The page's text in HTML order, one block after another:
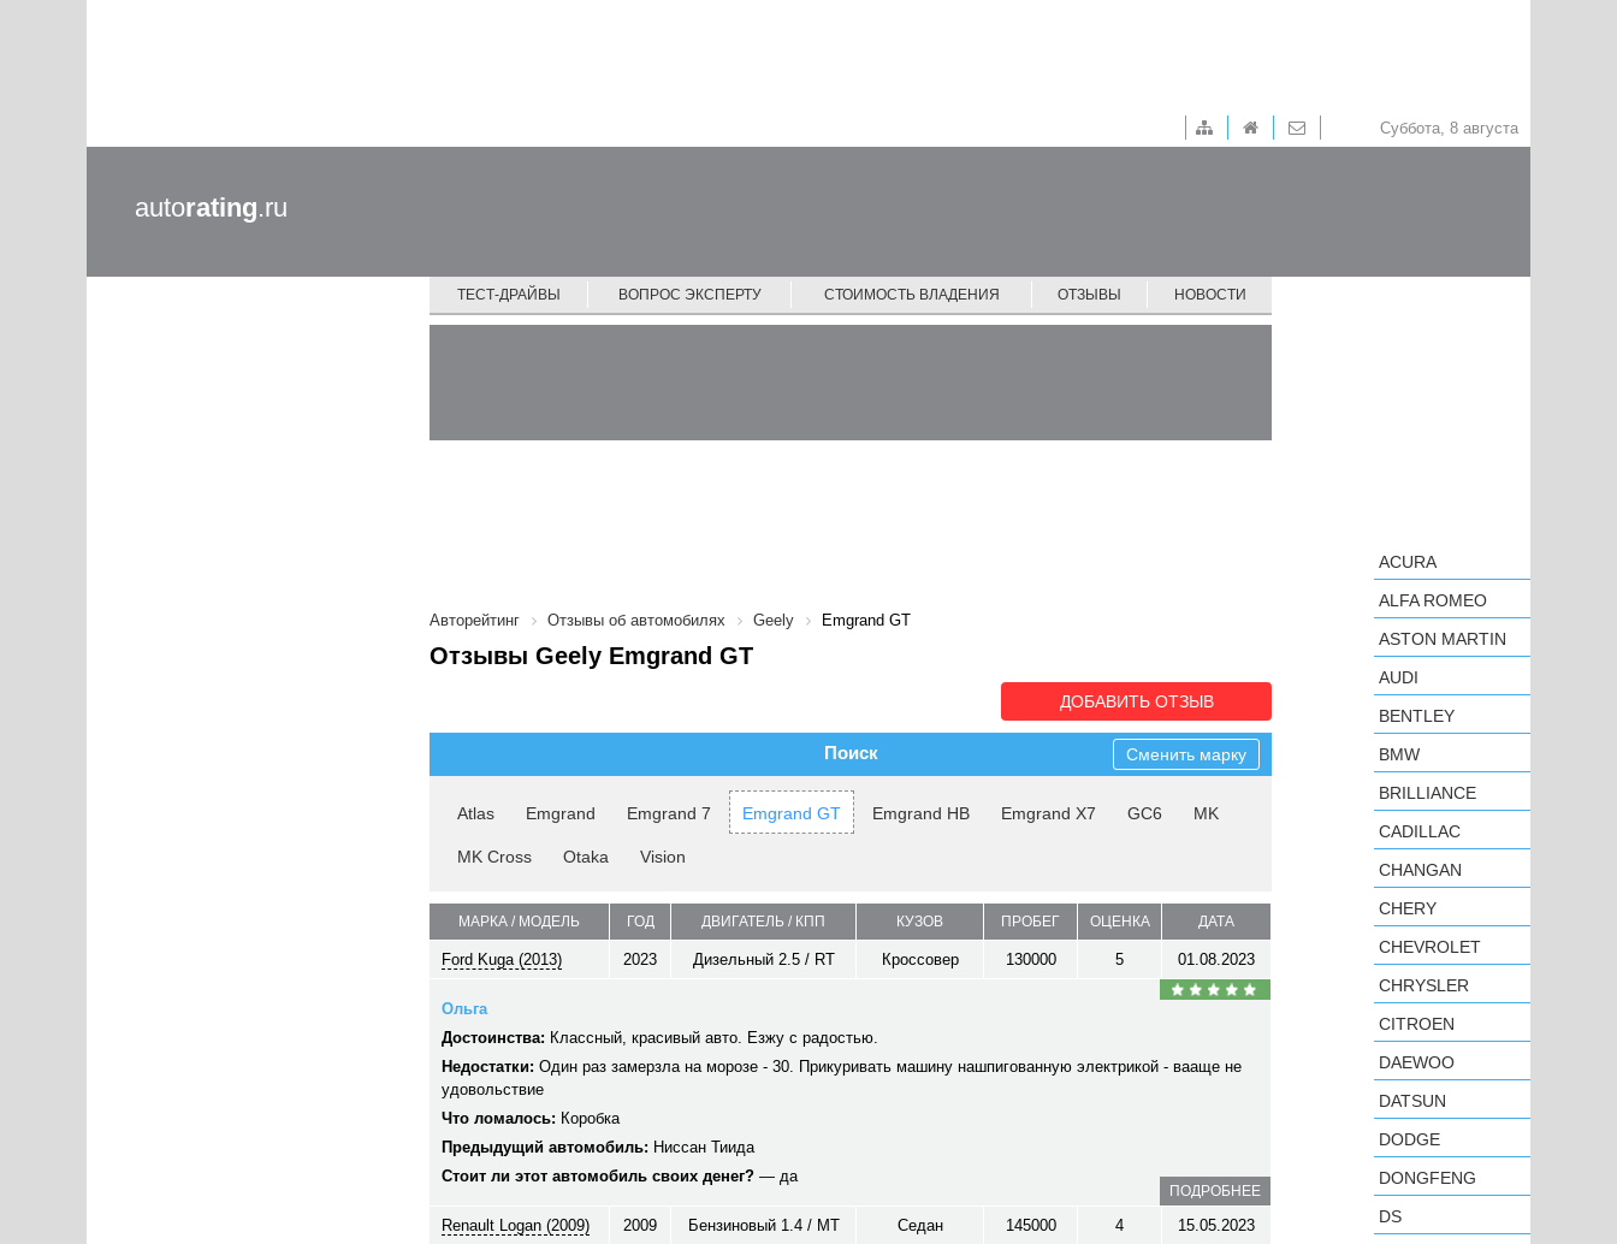
Суббота, 8 августа
autorating.ru
ТЕСТ-ДРАЙВЫ ВОПРОС ЭКСПЕРТУ СТОИМОСТЬ ВЛАДЕНИЯ ОТЗЫВЫ НОВОСТИ
Авторейтинг Отзывы об автомобилях Geely Emgrand GT
Отзывы Geely Emgrand GT
ДОБАВИТЬ ОТЗЫВ
Поиск Сменить марку
Atlas Emgrand Emgrand 7 Emgrand GT Emgrand HB Emgrand X7 GC6 MK
MK Cross Otaka Vision
МАРКА / МОДЕЛЬ ГОД ДВИГАТЕЛЬ / КПП КУЗОВ ПРОБЕГ ОЦЕНКА ДАТА
Ford Kuga (2013) 2023 Дизельный 2.5 / RT Кроссовер 130000 5 01.08.2023
Ольга
Достоинства: Классный, красивый авто. Езжу с радостью.
Недостатки: Один раз замерзла на морозе - 30. Прикуривать машину нашпигованную электрикой - вааще не
удовольствие
Что ломалось: Коробка
Предыдущий автомобиль: Ниссан Тиида
Стоит ли этот автомобиль своих денег? — да
ПОДРОБНЕЕ
Renault Logan (2009) 2009 Бензиновый 1.4 / MT Седан 145000 4 15.05.2023
ACURA
ALFA ROMEO
ASTON MARTIN
AUDI
BENTLEY
BMW
BRILLIANCE
CADILLAC
CHANGAN
CHERY
CHEVROLET
CHRYSLER
CITROEN
DAEWOO
DATSUN
DODGE
DONGFENG
DS